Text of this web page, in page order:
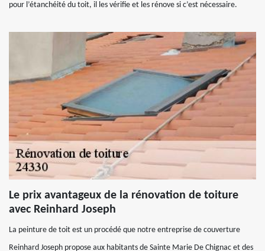
pour l’étanchéité du toit, il les vérifie et les rénove si c’est nécessaire.
Le prix avantageux de la rénovation de toiture
avec Reinhard Joseph
La peinture de toit est un procédé que notre entreprise de couverture
Reinhard Joseph propose aux habitants de Sainte Marie De Chignac et des